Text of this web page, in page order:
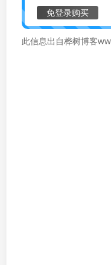
免登录购买
此信息出自桦树博客